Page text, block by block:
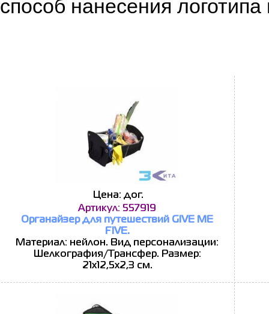
способ нанесения логотипа
Цена: дог.
Артикул: 557919
Органайзер для путешествий GIVE ME
FIVE.
Материал: нейлон. Вид персонализации:
Шелкография/Трансфер. Размер:
21х12,5х2,3 см.